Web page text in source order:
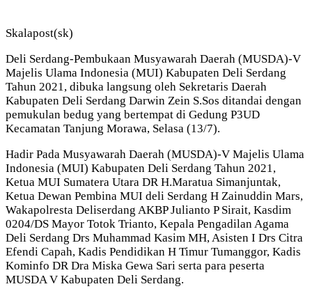
Skalapost(sk)
Deli Serdang-Pembukaan Musyawarah Daerah (MUSDA)-V
Majelis Ulama Indonesia (MUI) Kabupaten Deli Serdang
Tahun 2021, dibuka langsung oleh Sekretaris Daerah
Kabupaten Deli Serdang Darwin Zein S.Sos ditandai dengan
pemukulan bedug yang bertempat di Gedung P3UD
Kecamatan Tanjung Morawa, Selasa (13/7).
Hadir Pada Musyawarah Daerah (MUSDA)-V Majelis Ulama
Indonesia (MUI) Kabupaten Deli Serdang Tahun 2021,
Ketua MUI Sumatera Utara DR H.Maratua Simanjuntak,
Ketua Dewan Pembina MUI deli Serdang H Zainuddin Mars,
Wakapolresta Deliserdang AKBP Julianto P Sirait, Kasdim
0204/DS Mayor Totok Trianto, Kepala Pengadilan Agama
Deli Serdang Drs Muhammad Kasim MH, Asisten I Drs Citra
Efendi Capah, Kadis Pendidikan H Timur Tumanggor, Kadis
Kominfo DR Dra Miska Gewa Sari serta para peserta
MUSDA V Kabupaten Deli Serdang.